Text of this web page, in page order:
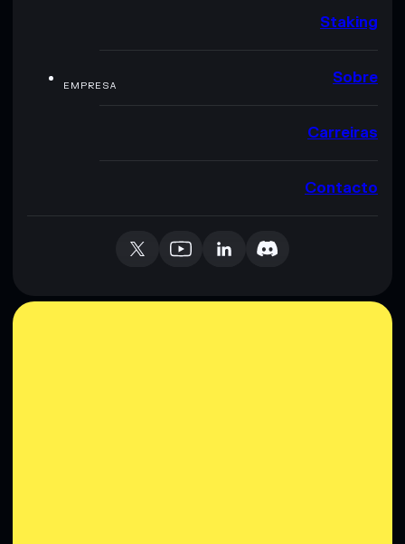
Staking
EMPRESA Sobre
Carreiras
Contacto